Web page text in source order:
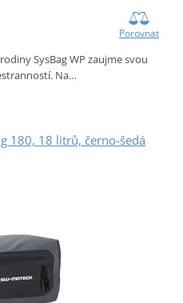
Porovnat
SysBag WP zaujme svou
Na…
180, 18 litrů, černo-šedá